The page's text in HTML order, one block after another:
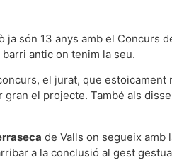
són 13 anys amb el Concurs
antic on tenim la seu.
el jurat, que
el projecte. També als
de Valls on segueix amb
a la conclusió al gest